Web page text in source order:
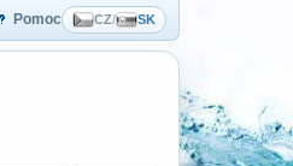
Pomoc CZ/ SK